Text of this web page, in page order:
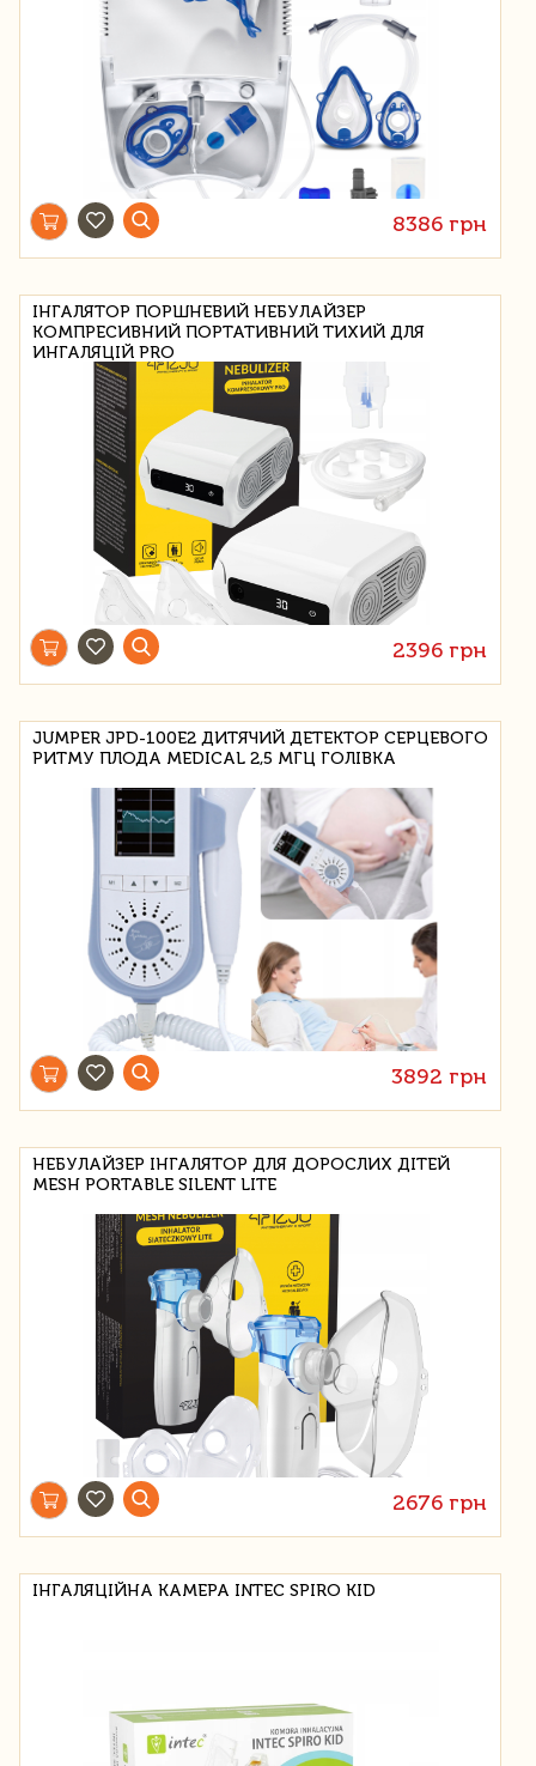
8386 грн
ІНГАЛЯТОР ПОРШНЕВИЙ НЕБУЛАЙЗЕР
КОМПРЕСИВНИЙ ПОРТАТИВНИЙ ТИХИЙ ДЛЯ
ИНГАЛЯЦІЙ PRO
2396 грн
JUMPER JPD-100E2 ДИТЯЧИЙ ДЕТЕКТОР СЕРЦЕВОГО
РИТМУ ПЛОДА MEDICAL 2,5 МГЦ ГОЛІВКА
3892 грн
НЕБУЛАЙЗЕР ІНГАЛЯТОР ДЛЯ ДОРОСЛИХ ДІТЕЙ
MESH PORTABLE SILENT LITE
2676 грн
ІНГАЛЯЦІЙНА КАМЕРА INTEC SPIRO KID